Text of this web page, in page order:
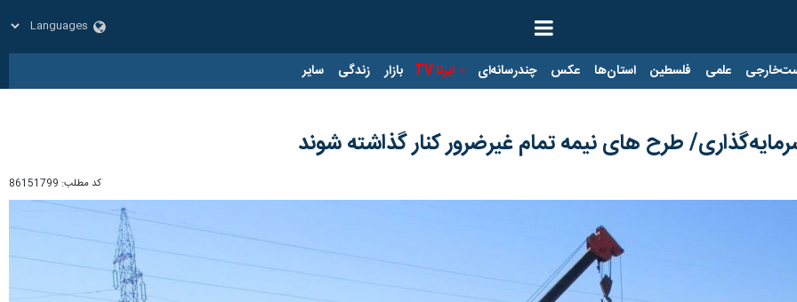
علمی فلسطین استان‌ها عکس چندرسانه‌ای ایرنا TV بازار زندگی سایر
طرح های نیمه تمام غیرضرور کنار گذاشته شوند
کد مطلب: 86151799